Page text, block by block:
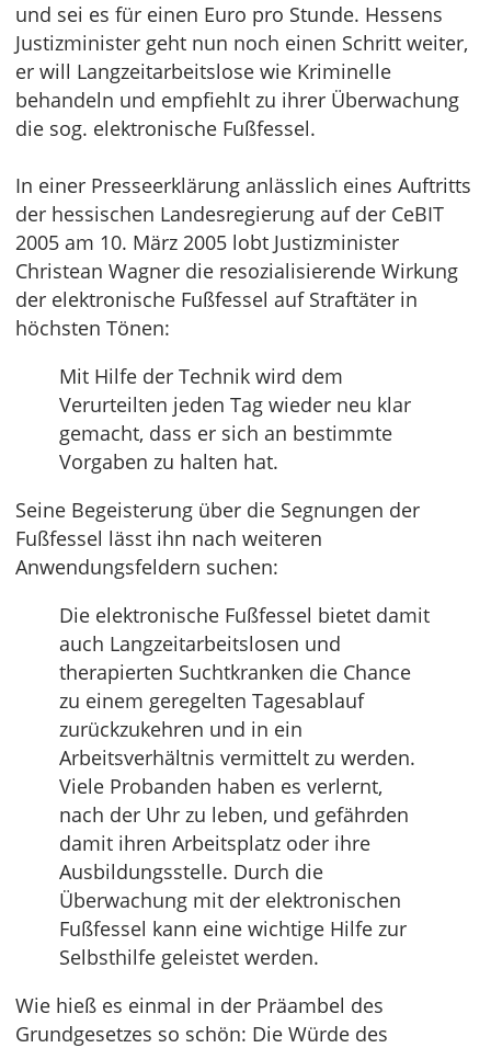
und sei es für einen Euro pro Stunde. Hessens
Justizminister geht nun noch einen Schritt weiter,
er will Langzeitarbeitslose wie Kriminelle
behandeln und empfiehlt zu ihrer Überwachung
die sog. elektronische Fußfessel.
In einer Presseerklärung anlässlich eines Auftritts
der hessischen Landesregierung auf der CeBIT
2005 am 10. März 2005 lobt Justizminister
Christean Wagner die resozialisierende Wirkung
der elektronische Fußfessel auf Straftäter in
höchsten Tönen:
Mit Hilfe der Technik wird dem
Verurteilten jeden Tag wieder neu klar
gemacht, dass er sich an bestimmte
Vorgaben zu halten hat.
Seine Begeisterung über die Segnungen der
Fußfessel lässt ihn nach weiteren
Anwendungsfeldern suchen:
Die elektronische Fußfessel bietet damit
auch Langzeitarbeitslosen und
therapierten Suchtkranken die Chance
zu einem geregelten Tagesablauf
zurückzukehren und in ein
Arbeitsverhältnis vermittelt zu werden.
Viele Probanden haben es verlernt,
nach der Uhr zu leben, und gefährden
damit ihren Arbeitsplatz oder ihre
Ausbildungsstelle. Durch die
Überwachung mit der elektronischen
Fußfessel kann eine wichtige Hilfe zur
Selbsthilfe geleistet werden.
Wie hieß es einmal in der Präambel des
Grundgesetzes so schön: Die Würde des